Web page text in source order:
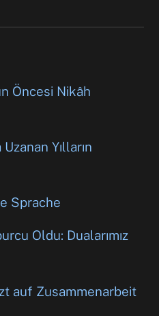
Öncesi Nikâh
Yılların
Sprache
Oldu: Dualarımız
auf Zusammenarbeit